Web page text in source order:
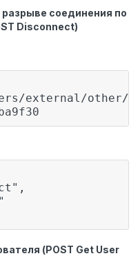
соединения по
Disconnect)
external/other/
(POST Get User